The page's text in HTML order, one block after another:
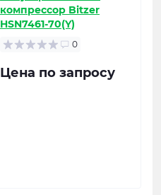
компрессор Bitzer
HSN7461-70(Y)
0
Цена по запросу